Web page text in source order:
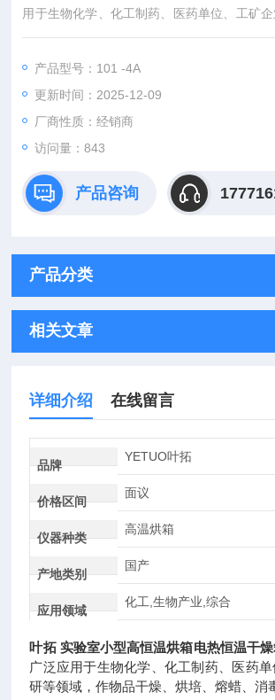
用于生物化学、化工制药、医药单位、工矿企
物品干燥、烘培、熔蜡、消毒和灭菌用。
产品型号：101 -4A
更新时间：2025-12-09
厂商性质：经销商
访问量：843
产品咨询
产品分类
相关文章
详细介绍 在线留言
品牌
YETUO叶拓
价格区间
面议
仪器种类
高温烘箱
产地类别
国产
应用领域
化工,生物产业,综合
叶拓 实验室小型高恒温烘箱电热恒温干
广泛应用于生物化学、化工制药、医药
研等领域，作物品干燥、烘培、熔蜡、消